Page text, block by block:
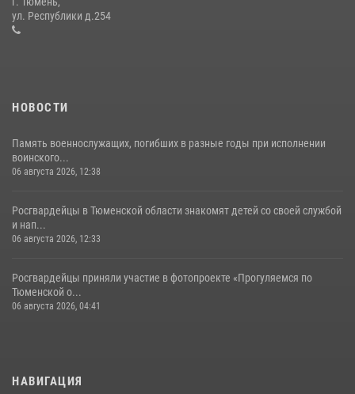
направлении
05 августа 2026, 05:35
ул. Республики д.254
НОВОСТИ
Память военнослужащих, погибших в разные годы при исполнении
воинского...
06 августа 2026, 12:38
Росгвардейцы в Тюменской области знакомят детей со своей службой
и нап...
06 августа 2026, 12:33
Росгвардейцы приняли участие в фотопроекте «Прогуляемся по
Тюменской о...
06 августа 2026, 04:41
НАВИГАЦИЯ